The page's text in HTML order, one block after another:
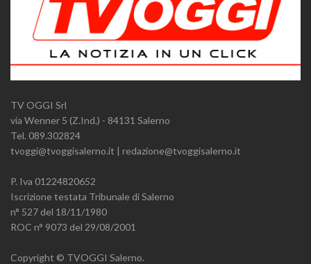
TV OGGI Srl
via Wenner 5 (Z.Ind.) - 84131 Salerno
Tel. 089.302824
tvoggi@tvoggisalerno.it | redazione@tvoggisalerno.it
P. Iva 01224820652
Iscrizione testata Tribunale di Salerno
n° 527 del 18/11/1980
ROC n° 9073 del 29/08/2001
Copyright © TVOGGI Salerno.